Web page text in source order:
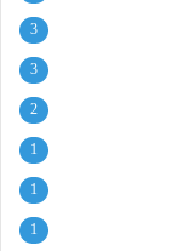
3
3
2
1
1
1